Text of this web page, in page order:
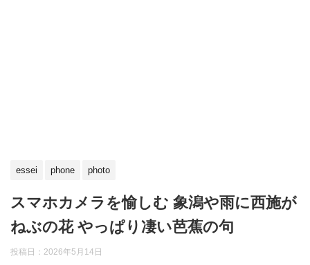
essei phone photo
スマホカメラを愉しむ 象潟や雨に西施が
ねぶの花 やっぱり凄い芭蕉の句
投稿日： 2026年5月14日